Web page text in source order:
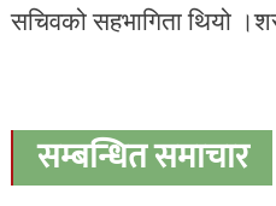
सचिवको सहभागिता थियो
सम्बन्धित समाचार